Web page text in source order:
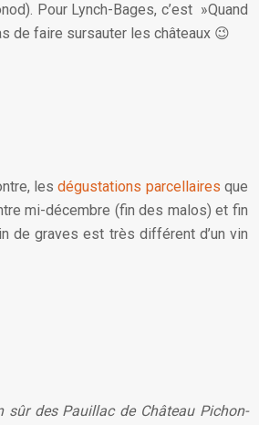
Pour Lynch-Bages, c’est »Quand
de faire sursauter les châteaux 😉
lesdégustations parcellaires que
mi-décembre (fin des malos) et fin
de graves est très différent d’un vin
sûr des Pauillac de Château Pichon-